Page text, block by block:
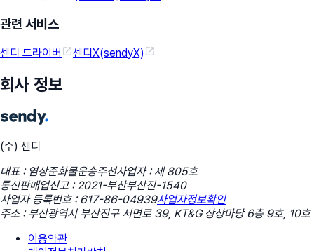
관련 서비스
센디 드라이버 센디X(sendyX)
회사 정보
(주) 센디
대표 : 염상준화물운송주선사업자 : 제 805호
통신판매업신고 : 2021-부산부산진-1540
사업자 등록번호 : 617-86-04939사업자정보확인
주소 : 부산광역시 부산진구 서면로 39, KT&G 상상마당 6층 9호, 10호
이용약관